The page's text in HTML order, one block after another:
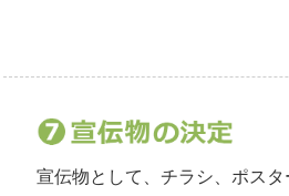
宣伝物として、チラシ、ポスタ